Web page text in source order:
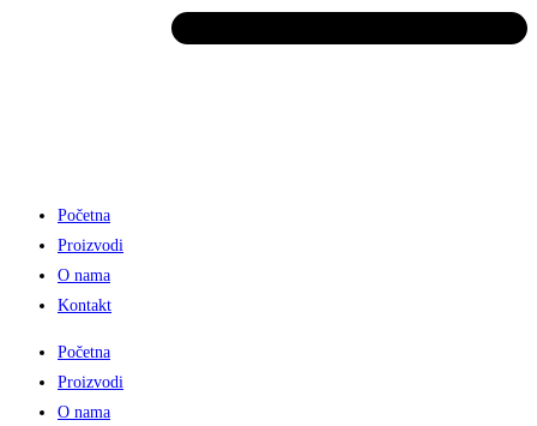
Početna
Proizvodi
O nama
Kontakt
Početna
Proizvodi
O nama